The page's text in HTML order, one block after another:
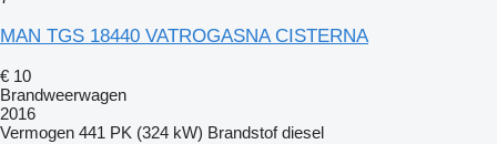
MAN TGS 18440 VATROGASNA CISTERNA
€ 10
Brandweerwagen
2016
Vermogen 441 PK (324 kW) Brandstof diesel